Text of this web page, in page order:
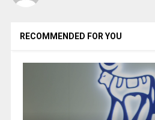
RECOMMENDED FOR YOU